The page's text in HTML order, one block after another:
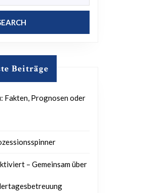
Beiträge
Fakten, Prognosen oder
– Gemeinsam über